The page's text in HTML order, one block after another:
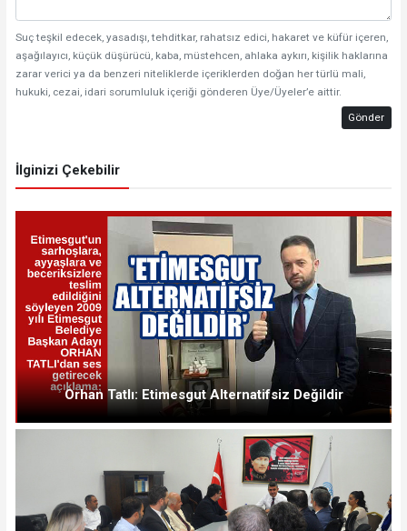
Suç teşkil edecek, yasadışı, tehditkar, rahatsız edici, hakaret ve küfür içeren,
aşağılayıcı, küçük düşürücü, kaba, müstehcen, ahlaka aykırı, kişilik haklarına
zarar verici ya da benzeri niteliklerde içeriklerden doğan her türlü mali,
hukuki, cezai, idari sorumluluk içeriği gönderen Üye/Üyeler’e aittir.
Gönder
İlginizi Çekebilir
Orhan Tatlı: Etimesgut Alternatifsiz Değildir